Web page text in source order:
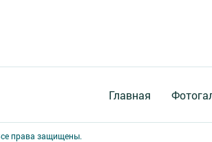
Главная
права защищены.